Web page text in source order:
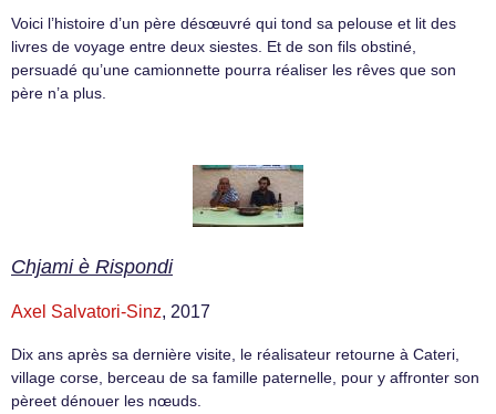
Voici l’histoire d’un père désœuvré qui tond sa pelouse et lit des
livres de voyage entre deux siestes. Et de son fils obstiné,
persuadé qu’une camionnette pourra réaliser les rêves que son
père n’a plus.
Chjami è Rispondi
Axel Salvatori-Sinz, 2017
Dix ans après sa dernière visite, le réalisateur retourne à Cateri,
village corse, berceau de sa famille paternelle, pour y affronter son
pèreet dénouer les nœuds.